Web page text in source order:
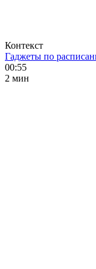
Контекст
Гаджеты по
00:55
2 мин